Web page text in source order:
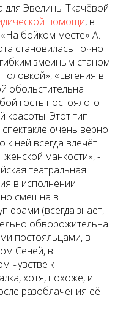
Эвелины Ткачёвой
помощи, в
бойком месте» А.
становилась точно
змеиным станом
«Евгения в
обольстительна
гость постоялого
красоты. Этот тип
очень верно:
к ней всегда влечёт
манкости», -
театральная
в исполнении
смешна в
(всегда знает,
обворожительна
постояльцами, в
Сеней, в
чувстве к
хотя, похоже, и
разоблачения её